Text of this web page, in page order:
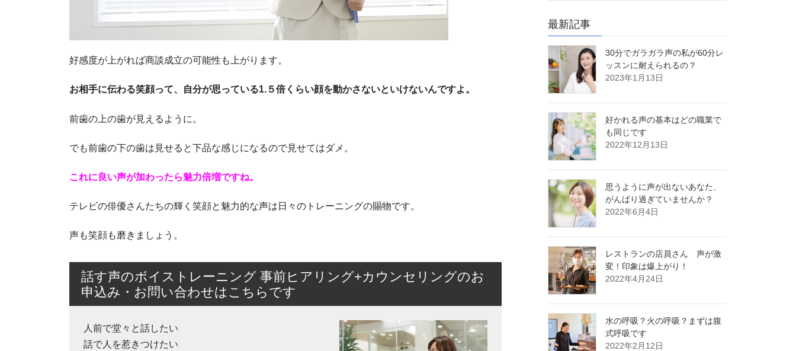
好感度が上がれば商談成立の可能性も上がります。
お相手に伝わる笑顔って、自分が思っている1.５倍くらい顔を動かさないといけないんですよ。
前歯の上の歯が見えるように。
でも前歯の下の歯は見せると下品な感じになるので見せてはダメ。
これに良い声が加わったら魅力倍増ですね。
テレビの俳優さんたちの輝く笑顔と魅力的な声は日々のトレーニングの賜物です。
声も笑顔も磨きましょう。
話す声のボイストレーニング 事前ヒアリング+カウンセリングのお
申込み・お問い合わせはこちらです
人前で堂々と話したい
話で人を惹きつけたい
最新記事
30分でガラガラ声の私が60分レ
ッスンに耐えられるの？
2023年1月13日
好かれる声の基本はどの職業で
も同じです
2022年12月13日
思うように声が出ないあなた、
がんばり過ぎていませんか？
2022年6月4日
レストランの店員さん 声が激
変！印象は爆上がり！
2022年4月24日
水の呼吸？火の呼吸？まずは腹
式呼吸です
2022年2月12日